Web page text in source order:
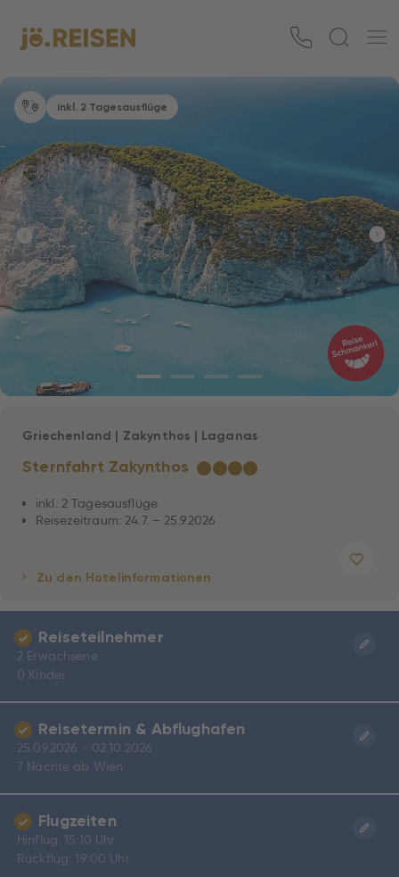
inkl. 2 Tagesausflüge
Sternfahrt Zakynthos ★★★★
Griechenland | Zakynthos | Laganas
inkl. 2 Tagesausflüge
Reisezeitraum: 24.7. – 25.9.2026
Zu den Hotelinformationen
Reiseteilnehmer
2 Erwachsene
0 Kinder
Reisetermin & Abflughafen
25.09.2026 - 02.10.2026
7 Nächte ab Wien
Flugzeiten
Hinflug: 15:10 Uhr
Rückflug: 19:00 Uhr